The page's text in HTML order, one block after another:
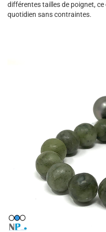
différentes tailles de poignet,
quotidien sans contraintes.